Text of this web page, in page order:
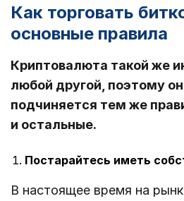
Как торговать
основные правила
Криптовалюта такой же
любой другой, поэтому
подчиняется тем же
и остальные.
Постарайтесь иметь
В настоящее время на